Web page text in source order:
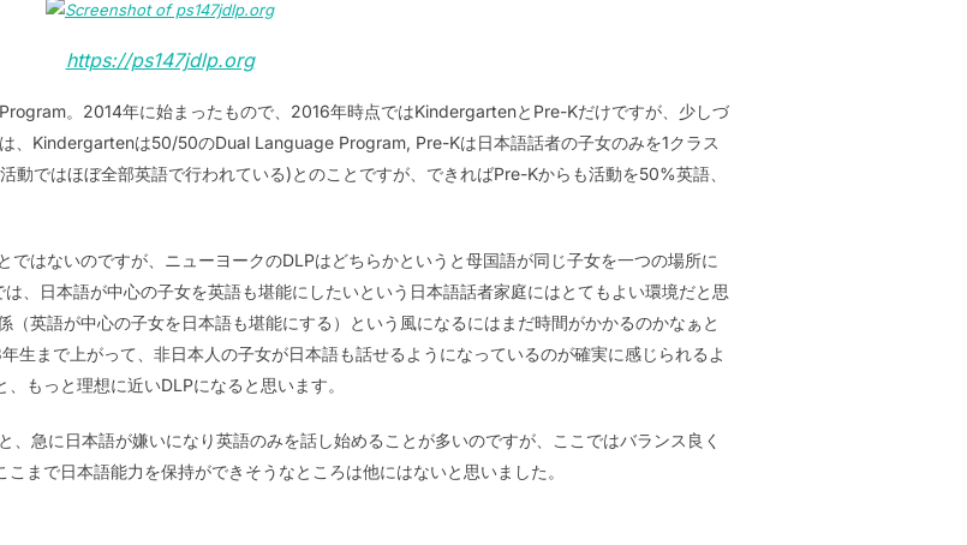
https://ps147jdlp.org
。2014年に始まったもので、2016年時点ではKindergartenとPre-Kだけですが、少しづ
、Kindergartenは50/50のDual Language Program, Pre-Kは日本語話者の子女のみを1クラス
ではほぼ全部英語で行われている)とのことですが、できればPre-Kからも活動を50%英語、
ではないのですが、ニューヨークのDLPはどちらかというと母国語が同じ子女を一つの場所に
、日本語が中心の子女を英語も堪能にしたいという日本語話者家庭にはとてもよい環境だと思
英語が中心の子女を日本語も堪能にする）という風になるにはまだ時間がかかるのかなぁと
まで上がって、非日本人の子女が日本語も話せるようになっているのが確実に感じられるよ
もっと理想に近いDLPになると思います。
、急に日本語が嫌いになり英語のみを話し始めることが多いのですが、ここではバランス良く
まで日本語能力を保持ができそうなところは他にはないと思いました。